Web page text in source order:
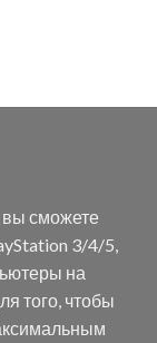
вы сможете
3/4/5,
на
того, чтобы